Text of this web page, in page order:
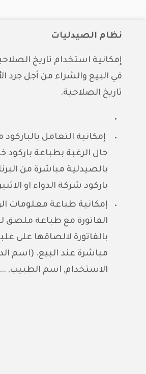
نظام الصيدليات
إمكانية استخدام تاريخ
في البيع والشراء من أجل جرد
تاريخ الصلاحية.
إمكانية التعامل بالباركود
حال الرغبة بطباعة باركود
بالصيدلية مباشرة من
باركود شركة الدواء او
إمكانية طباعة معلومات
الفاتورة مع طباعة ملصق
بالفاتورة لالصاقها على
مباشرة عند البيع. (اسم
الاستخدام, اسم الطبيب,